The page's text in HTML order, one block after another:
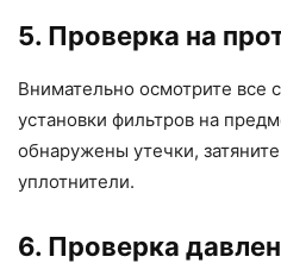
5. Проверка на
Внимательно осмотрите все
установки фильтров на
обнаружены утечки,
уплотнители.
6. Проверка